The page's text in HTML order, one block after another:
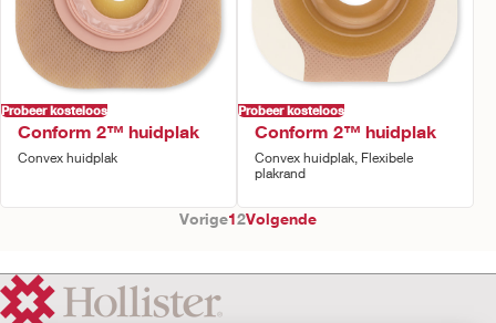
Probeer kosteloos
Conform 2™ huidplak
Convex huidplak
Probeer kosteloos
Conform 2™ huidplak
Convex huidplak, Flexibele
plakrand
Vorige12Volgende